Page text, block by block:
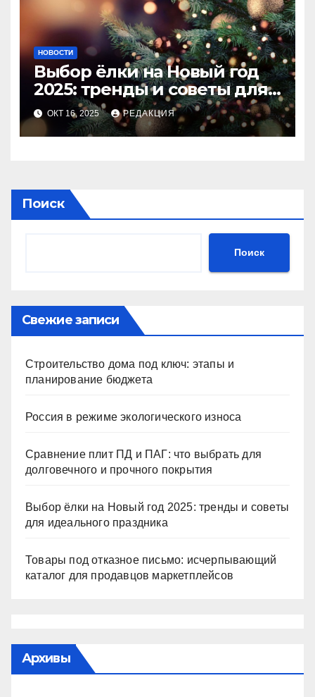
НОВОСТИ
Выбор ёлки на Новый год
2025: тренды и советы для
идеального праздника
ОКТ 16, 2025 РЕДАКЦИЯ
Поиск
Поиск
Свежие записи
Строительство дома под ключ: этапы и
планирование бюджета
Россия в режиме экологического износа
Сравнение плит ПД и ПАГ: что выбрать для
долговечного и прочного покрытия
Выбор ёлки на Новый год 2025: тренды и советы
для идеального праздника
Товары под отказное письмо: исчерпывающий
каталог для продавцов маркетплейсов
Архивы